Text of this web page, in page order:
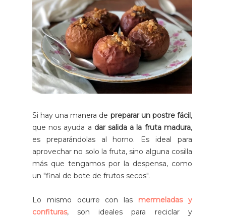
Si hay una manera de preparar un postre fácil,
que nos ayuda a dar salida a la fruta madura,
es preparándolas al horno. Es ideal para
aprovechar no solo la fruta, sino alguna cosilla
más que tengamos por la despensa, como
un "final de bote de frutos secos".
Lo mismo ocurre con las mermeladas y
confituras, son ideales para reciclar y